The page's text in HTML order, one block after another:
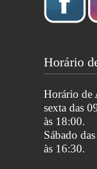
Horário
Horário de
sexta das
às 18:00.
Sábado
às 16:30.